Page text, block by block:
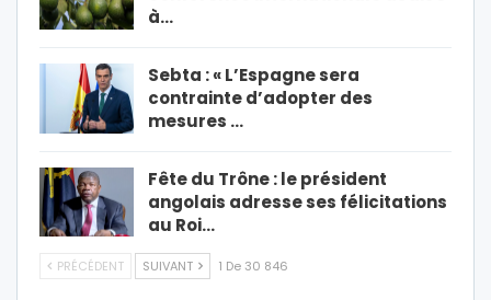
à…
Sebta : « L’Espagne sera
contrainte d’adopter des
mesures …
Fête du Trône : le président
angolais adresse ses félicitations
au Roi…
PRÉCÉDENT SUIVANT 1 De 30 846